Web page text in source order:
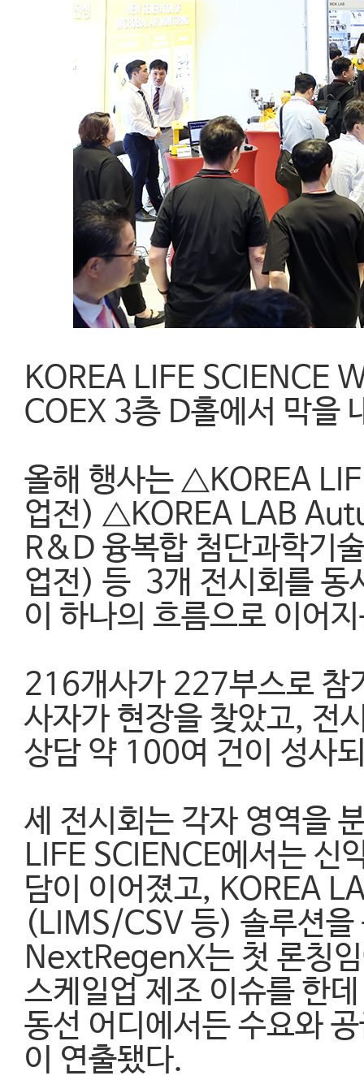
KOREA LIFE SCIENCE
COEX 3층 D홀에서 막을
올해 행사는 △KOREA
업전) △KOREA LAB
R&D 융복합 첨단과학기
업전) 등 3개 전시회를 동
이 하나의 흐름으로 이어
216개사가 227부스로 참
사자가 현장을 찾았고, 전
상담 약 100여 건이 성사
세 전시회는 각자 영역을
LIFE SCIENCE에서는 신
담이 이어졌고, KOREA
(LIMS/CSV 등) 솔루션을
NextRegenX는 첫 론칭
스케일업 제조 이슈를 한
동선 어디에서든 수요와
이 연출됐다.